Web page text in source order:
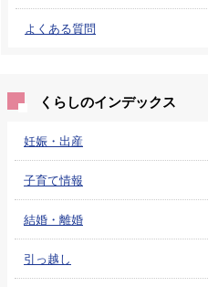
よくある質問
くらしのインデックス
妊娠・出産
子育て情報
結婚・離婚
引っ越し